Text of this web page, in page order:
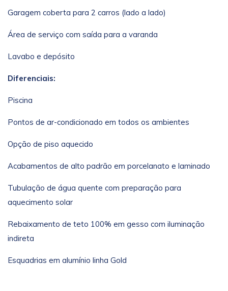
Garagem coberta para 2 carros (lado a lado)
Área de serviço com saída para a varanda
Lavabo e depósito
Diferenciais:
Piscina
Pontos de ar-condicionado em todos os ambientes
Opção de piso aquecido
Acabamentos de alto padrão em porcelanato e laminado
Tubulação de água quente com preparação para
aquecimento solar
Rebaixamento de teto 100% em gesso com iluminação
indireta
Esquadrias em alumínio linha Gold